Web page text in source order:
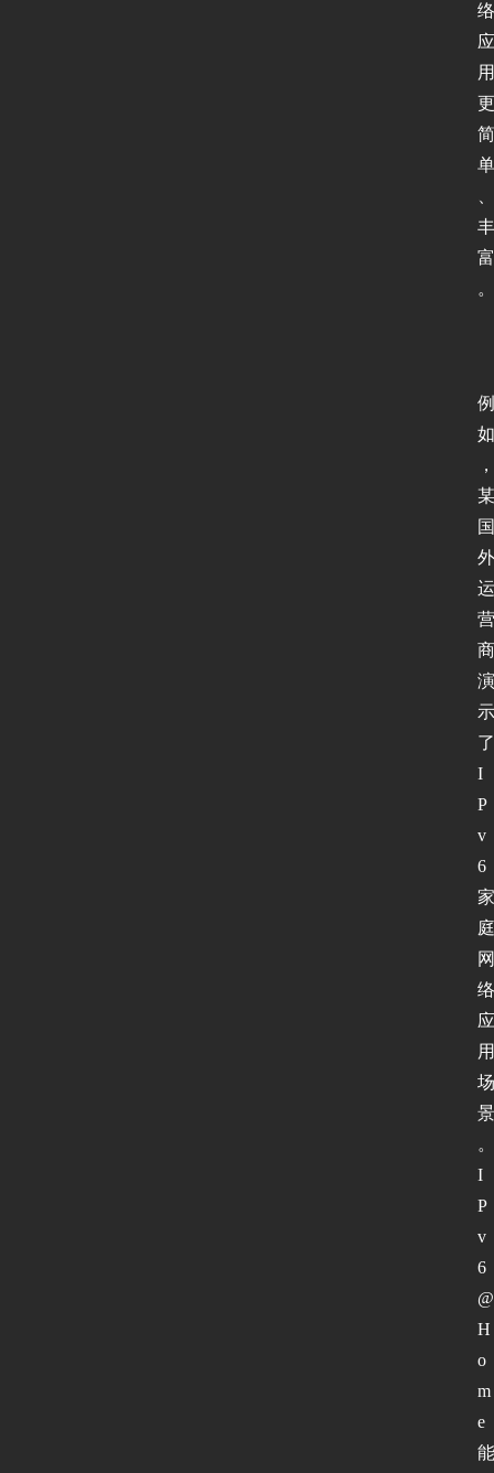
络
应
用
更
简
单
丰
富
。
例
如
，
某
国
外
运
营
商
演
示
了
I
P
v
6
家
庭
网
络
应
用
场
景
。
I
P
v
6
@
H
o
m
e
能